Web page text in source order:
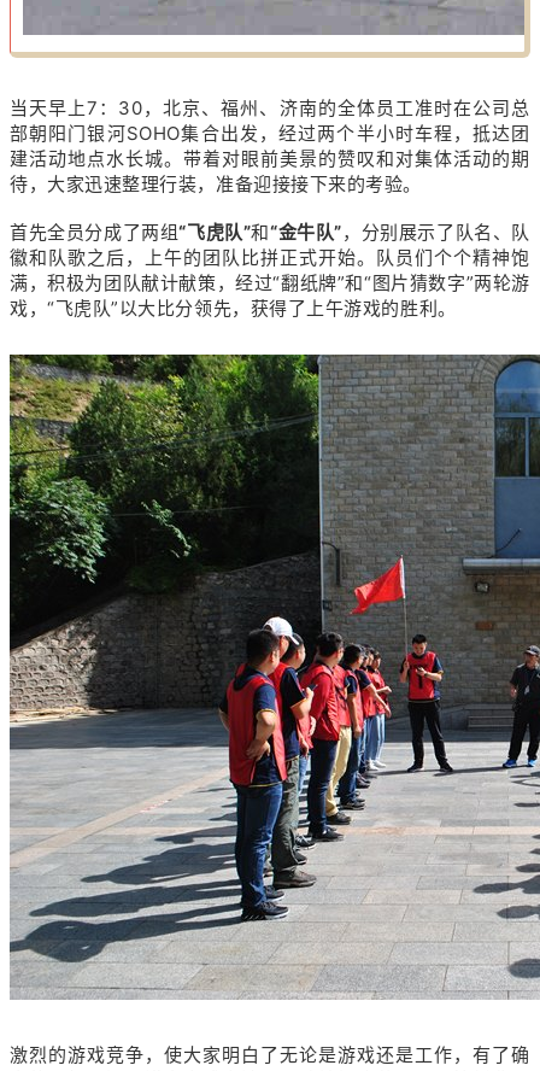
当天早上7：30，北京、福州、济南的全体员工准时在公司总
部朝阳门银河SOHO集合出发，经过两个半小时车程，抵达团
建活动地点水长城。带着对眼前美景的赞叹和对集体活动的期
待，大家迅速整理行装，准备迎接接下来的考验。
首先全员分成了两组“飞虎队”和“金牛队”，分别展示了队名、队
徽和队歌之后，上午的团队比拼正式开始。队员们个个精神饱
满，积极为团队献计献策，经过“翻纸牌”和“图片猜数字”两轮游
戏，“飞虎队”以大比分领先，获得了上午游戏的胜利。
激烈的游戏竞争，使大家明白了无论是游戏还是工作，有了确